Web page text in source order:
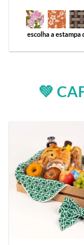
escolha a estampa
💚